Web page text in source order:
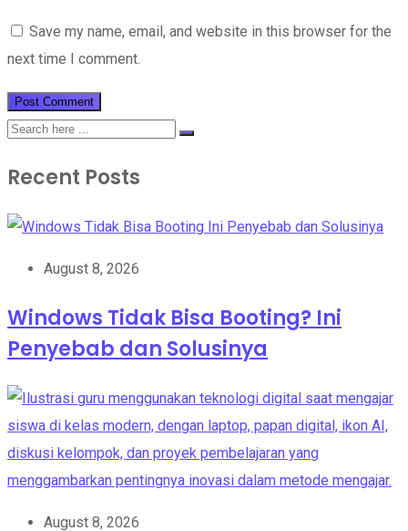
Save my name, email, and website in this browser for the
next time I comment.
Recent Posts
August 8, 2026
Windows Tidak Bisa Booting? Ini
Penyebab dan Solusinya
August 8, 2026